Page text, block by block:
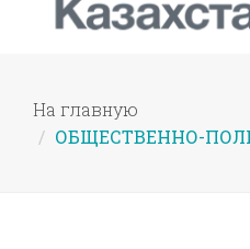
На главную
ОБЩЕСТВЕННО-